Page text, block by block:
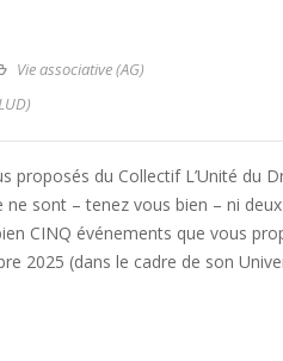
Vie associative (AG)
proposés du Collectif L’Unité du
sont – tenez vous bien – ni
CINQ événements que vous
2025 (dans le cadre de son